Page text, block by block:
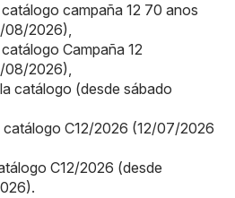
campaña 12 70 anos
2026),
Campaña 12
2026),
catálogo (desde sábado
C12/2026 (12/07/2026
C12/2026 (desde
.